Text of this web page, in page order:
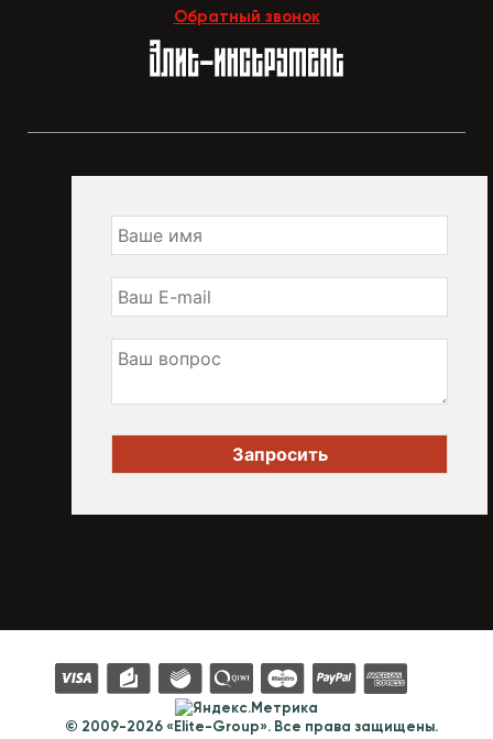
Обратный звонок
© 2009-2026 «Elite-Group». Все права защищены.